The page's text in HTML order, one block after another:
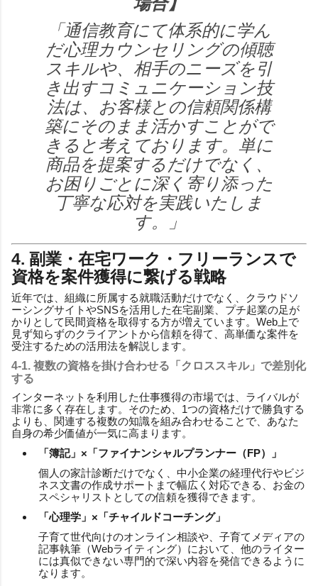
「通信教育にて体系的に学ん
だ心理カウンセリングの傾聴
スキルや、相手のニーズを引
き出すコミュニケーション技
法は、お客様との信頼関係構
築にそのまま活かすことがで
きると考えております。単に
商品を提案するだけでなく、
お困りごとに深く寄り添った
丁寧な応対を実践いたしま
す。」
4. 副業・在宅ワーク・フリーランスで
資格を案件獲得に繋げる戦略
近年では、組織に所属する就職活動だけでなく、クラウドソ
ーシングサイトやSNSを活用した在宅副業、プチ起業の足が
かりとして民間資格を取得する方が増えています。Web上で
見ず知らずのクライアントから信頼を得て、高単価な案件を
受注するための活用法を解説します。
4-1. 複数の資格を掛け合わせる「クロススキル」で差別化
する
インターネットを利用した仕事獲得の市場では、ライバルが
非常に多く存在します。そのため、1つの資格だけで勝負する
よりも、関連する複数の知識を組み合わせることで、あなた
自身の希少価値が一気に高まります。
「簿記」×「ファイナンシャルプランナー（FP）」
個人の家計診断だけでなく、中小企業の経理代行やビジ
ネス文書の作成サポートまで幅広く対応できる、お金の
スペシャリストとしての信頼を獲得できます。
「心理学」×「チャイルドコーチング」
子育て世代向けのオンライン相談や、子育てメディアの
記事執筆（Webライティング）において、他のライター
には真似できない専門的で深い内容を発信できるように
なります。